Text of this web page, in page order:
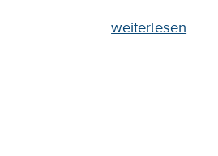
weiterlesen